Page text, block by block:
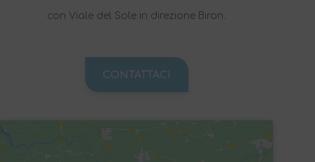
con Viale del Sole in direzione Biron.
CONTATTACI